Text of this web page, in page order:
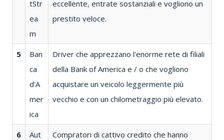
tStr
ea
m
eccellente, entrate sostanziali e vogliono un
prestito veloce.
5
Ban
ca
d'A
mer
ica
Driver che apprezzano l'enorme rete di filiali
della Bank of America e / o che vogliono
acquistare un veicolo leggermente più
vecchio e con un chilometraggio più elevato.
6
Aut
Compratori di cattivo credito che hanno